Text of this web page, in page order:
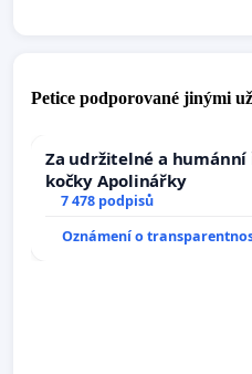
Petice podporované jinými
Za udržitelné a humánní
kočky Apolinářky
7 478 podpisů
Oznámení o